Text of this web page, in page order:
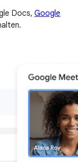
Docs, Google